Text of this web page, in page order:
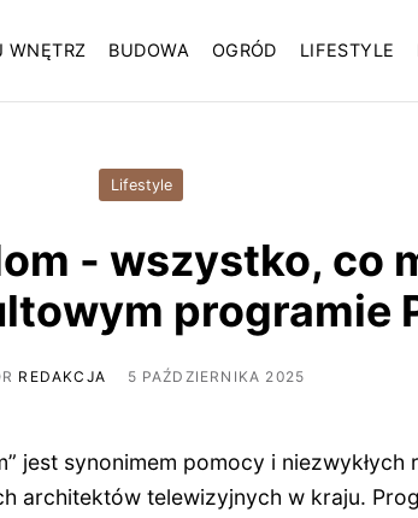
WNĘTRZ BUDOWA OGRÓD LIFESTYLE
Lifestyle
- wszystko, co
programie
REDAKCJA 5 PAŹDZIERNIKA 2025
jest synonimem pomocy i niezwykłych
architektów telewizyjnych w kraju.